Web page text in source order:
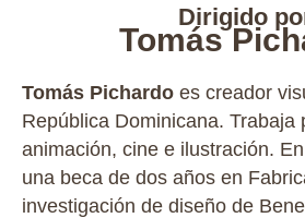
Dirigido
Tomás
Tomás Pichardo es creador
República Dominicana. Trabaja
animación, cine e ilustración.
una beca de dos años en
investigación de diseño de